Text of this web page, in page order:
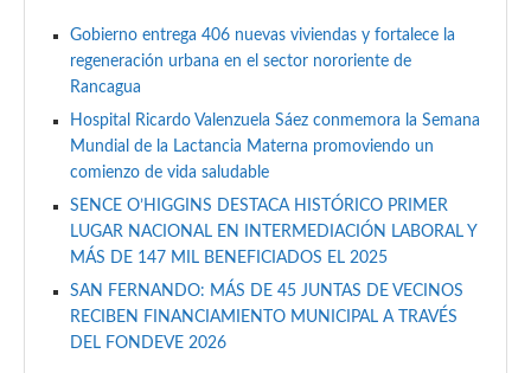
Gobierno entrega 406 nuevas viviendas y fortalece la
regeneración urbana en el sector nororiente de
Rancagua
Hospital Ricardo Valenzuela Sáez conmemora la Semana
Mundial de la Lactancia Materna promoviendo un
comienzo de vida saludable
SENCE O’HIGGINS DESTACA HISTÓRICO PRIMER
LUGAR NACIONAL EN INTERMEDIACIÓN LABORAL Y
MÁS DE 147 MIL BENEFICIADOS EL 2025
SAN FERNANDO: MÁS DE 45 JUNTAS DE VECINOS
RECIBEN FINANCIAMIENTO MUNICIPAL A TRAVÉS
DEL FONDEVE 2026